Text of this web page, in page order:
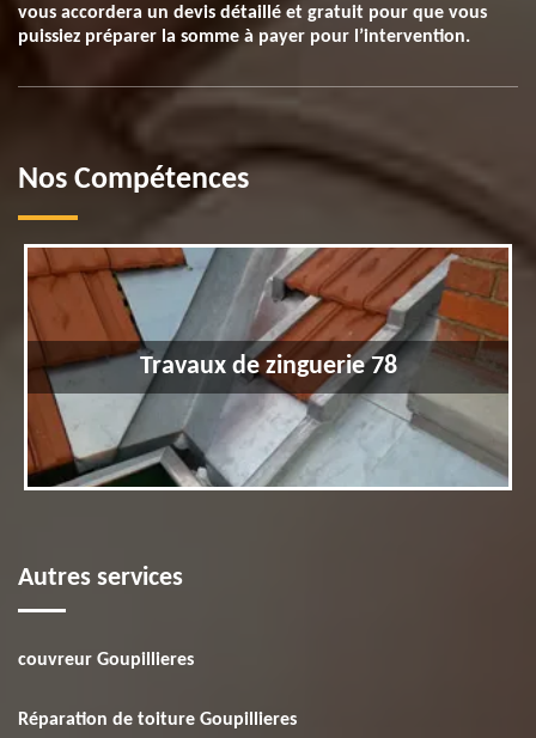
vous accordera un devis détaillé et gratuit pour que vous
puissiez préparer la somme à payer pour l’intervention.
Nos Compétences
Travaux de zinguerie 78
Autres services
couvreur Goupillieres
Réparation de toiture Goupillieres